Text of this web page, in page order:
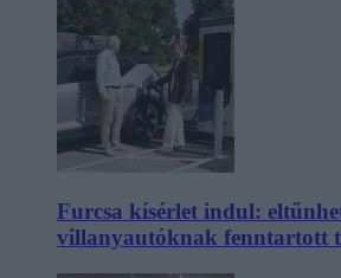
Furcsa kísérlet indul:
villanyautóknak fenntartott